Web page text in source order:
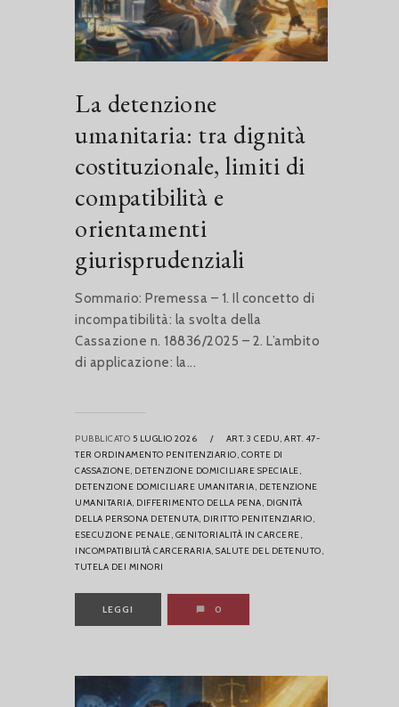
La detenzione
umanitaria: tra dignità
costituzionale, limiti di
compatibilità e
orientamenti
giurisprudenziali
Sommario: Premessa – 1. Il concetto di
incompatibilità: la svolta della
Cassazione n. 18836/2025 – 2. L’ambito
di applicazione: la...
PUBBLICATO 5 LUGLIO 2026 / ART. 3 CEDU, ART. 47-
TER ORDINAMENTO PENITENZIARIO, CORTE DI
CASSAZIONE, DETENZIONE DOMICILIARE SPECIALE,
DETENZIONE DOMICILIARE UMANITARIA, DETENZIONE
UMANITARIA, DIFFERIMENTO DELLA PENA, DIGNITÀ
DELLA PERSONA DETENUTA, DIRITTO PENITENZIARIO,
ESECUZIONE PENALE, GENITORIALITÀ IN CARCERE,
INCOMPATIBILITÀ CARCERARIA, SALUTE DEL DETENUTO,
TUTELA DEI MINORI
LEGGI 0